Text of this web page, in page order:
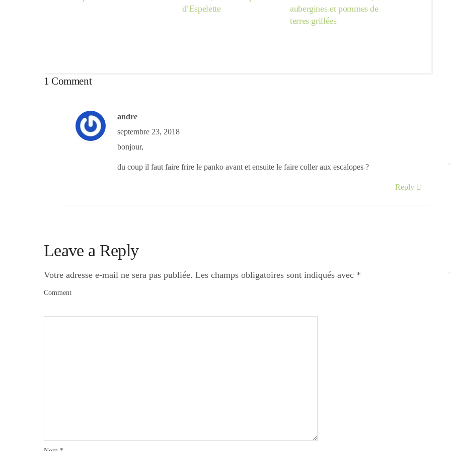
d’Espelette
aubergines et pommes de
terres grillées
1 Comment
andre
septembre 23, 2018
bonjour,
du coup il faut faire frire le panko avant et ensuite le faire coller aux escalopes ?
Reply
Leave a Reply
Votre adresse e-mail ne sera pas publiée. Les champs obligatoires sont indiqués avec *
Comment